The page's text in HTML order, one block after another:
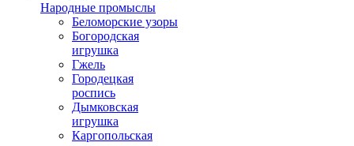
Народные промыслы
Беломорские узоры
Богородская
игрушка
Гжель
Городецкая
роспись
Дымковская
игрушка
Каргопольская